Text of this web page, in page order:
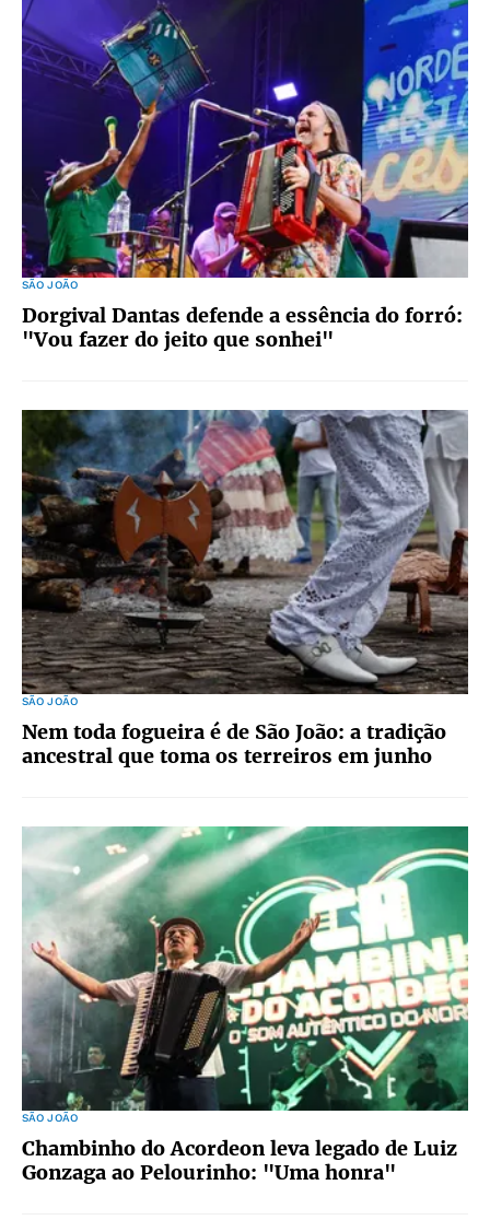
SÃO JOÃO
Dorgival Dantas defende a essência do forró:
"Vou fazer do jeito que sonhei"
SÃO JOÃO
Nem toda fogueira é de São João: a tradição
ancestral que toma os terreiros em junho
SÃO JOÃO
Chambinho do Acordeon leva legado de Luiz
Gonzaga ao Pelourinho: "Uma honra"